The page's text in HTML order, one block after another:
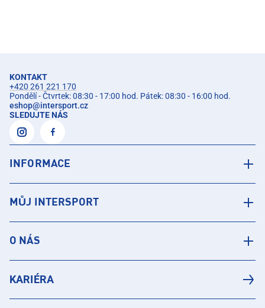
KONTAKT
+420 261 221 170
Pondělí - Čtvrtek: 08:30 - 17:00 hod. Pátek: 08:30 - 16:00 hod.
eshop@intersport.cz
SLEDUJTE NÁS
INFORMACE
MŮJ INTERSPORT
O NÁS
KARIÉRA